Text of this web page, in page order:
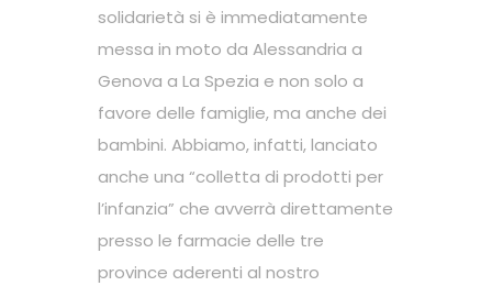
solidarietà si è immediatamente
messa in moto da Alessandria a
Genova a La Spezia e non solo a
favore delle famiglie, ma anche dei
bambini. Abbiamo, infatti, lanciato
anche una “colletta di prodotti per
l’infanzia” che avverrà direttamente
presso le farmacie delle tre
province aderenti al nostro